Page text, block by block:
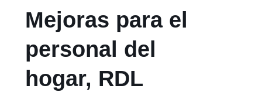
Mejoras para el
personal del
hogar, RDL